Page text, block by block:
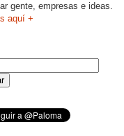
gente, empresas e ideas.
aquí +